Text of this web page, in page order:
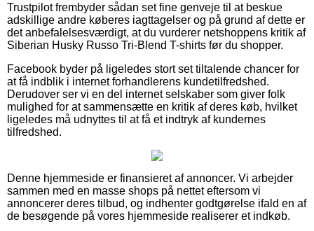
Trustpilot frembyder sådan set fine genveje til at beskue
adskillige andre køberes iagttagelser og på grund af dette er
det anbefalelsesværdigt, at du vurderer netshoppens kritik af
Siberian Husky Russo Tri-Blend T-shirts før du shopper.
Facebook byder på ligeledes stort set tiltalende chancer for
at få indblik i internet forhandlerens kundetilfredshed.
Derudover ser vi en del internet selskaber som giver folk
mulighed for at sammensætte en kritik af deres køb, hvilket
ligeledes må udnyttes til at få et indtryk af kundernes
tilfredshed.
Denne hjemmeside er finansieret af annoncer. Vi arbejder
sammen med en masse shops på nettet eftersom vi
annoncerer deres tilbud, og indhenter godtgørelse ifald en af
de besøgende på vores hjemmeside realiserer et indkøb.